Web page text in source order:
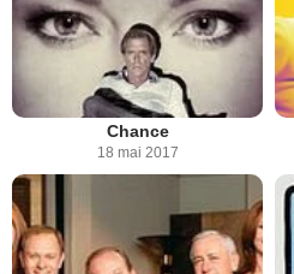
Chance
18 mai 2017